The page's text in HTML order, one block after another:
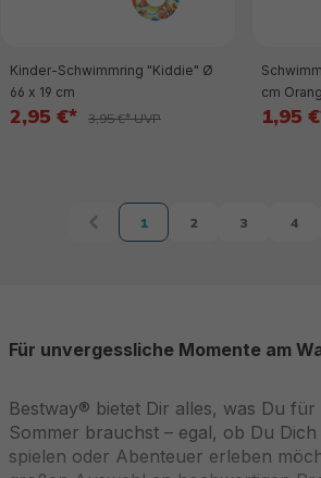
Kinder-Schwimmring "Kiddie" Ø
66 x 19 cm
2,95 €* 3,95 €* UVP
cm
1,95
Seite
1 Seite
2 Seite
3 4
Für unvergessliche Momente am
Bestway® bietet Dir alles, was Du
Sommer brauchst – egal, ob Du
spielen oder Abenteuer erleben